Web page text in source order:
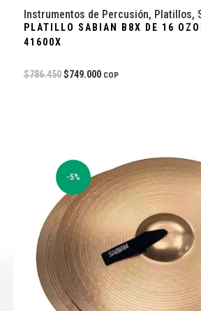
Instrumentos de Percusión, Platillos,
PLATILLO SABIAN B8X DE 16
41600X
$786.450 $749.000 COP
-5%